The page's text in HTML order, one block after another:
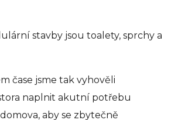
stavby jsou toalety, sprchy a
čase jsme tak vyhověli
naplnit akutní potřebu
aby se zbytečně